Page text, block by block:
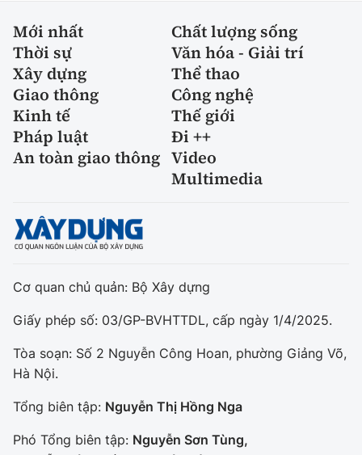
Mới nhất
Chất lượng sống
Thời sự
Văn hóa - Giải trí
Xây dựng
Thể thao
Giao thông
Công nghệ
Kinh tế
Thế giới
Pháp luật
Đi ++
An toàn giao thông Video
Multimedia
Cơ quan chủ quản: Bộ Xây dựng
Giấy phép số: 03/GP-BVHTTDL, cấp ngày 1/4/2025.
Tòa soạn: Số 2 Nguyễn Công Hoan, phường Giảng Võ,
Hà Nội.
Tổng biên tập: Nguyễn Thị Hồng Nga
Phó Tổng biên tập: Nguyễn Sơn Tùng,